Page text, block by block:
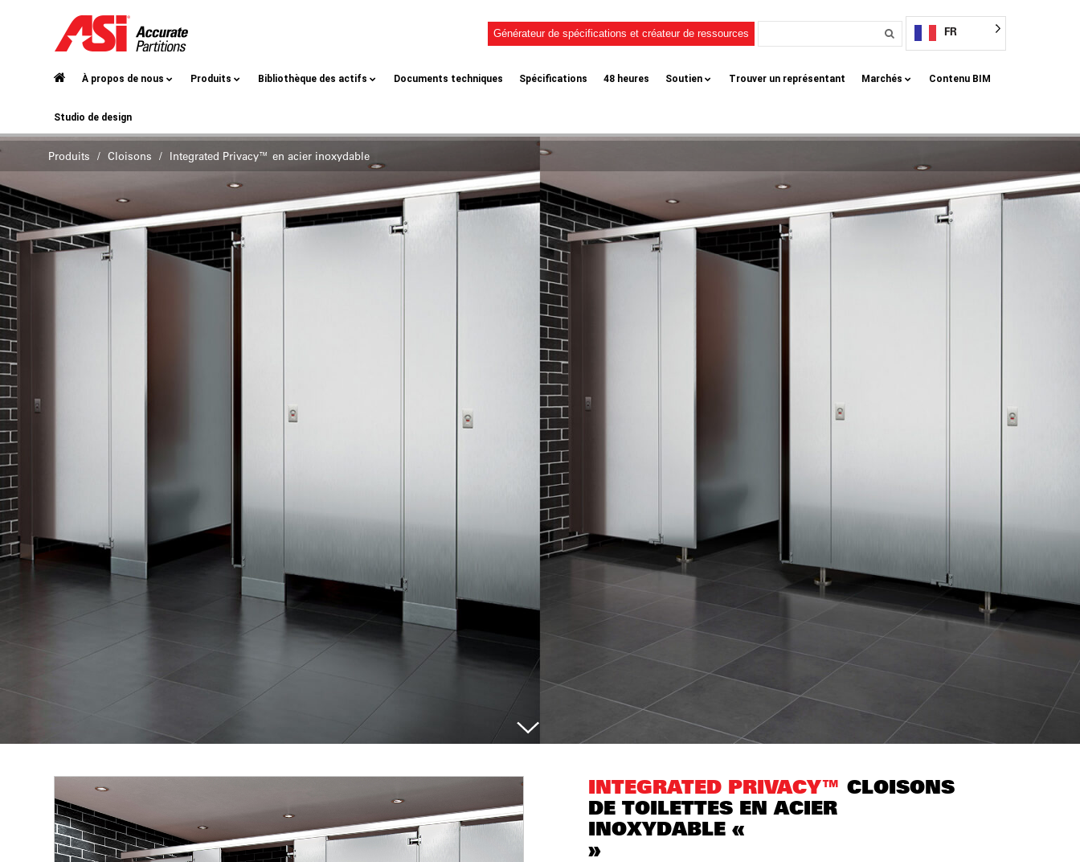
Générateur de spécifications et créateur de ressources FR
À propos de nous Produits Bibliothèque des actifs Documents techniques Spécifications 48 heures Soutien Trouver un représentant Marchés Contenu BIM
Studio de design
Produits Cloisons Integrated Privacy™ en acier inoxydable
INTEGRATED PRIVACY™ CLOISONS
DE TOILETTES EN ACIER
INOXYDABLE «
»